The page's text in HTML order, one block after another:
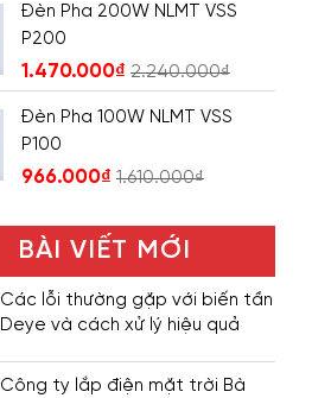
Đèn Pha 200W NLMT VSS
P200
1.470.000₫ 2.240.000₫
Đèn Pha 100W NLMT VSS
P100
966.000₫ 1.610.000₫
BÀI VIẾT MỚI
Các lỗi thường gặp với biến tần
Deye và cách xử lý hiệu quả
Công ty lắp điện mặt trời Bà